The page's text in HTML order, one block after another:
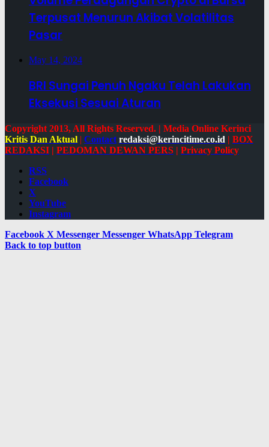
Terpusat Menurun Akibat Volatilitas
Pasar
May 14, 2024
BRI Sungai Penuh Ngaku Telah Lakukan
Eksekusi Sesuai Aturan
Copyright 2013, All Rights Reserved. | Media Online Kerinci
Kritis Dan Aktual | Contact redaksi@kerincitime.co.id | BOX
REDAKSI | PEDOMAN DEWAN PERS | Privacy Policy
RSS
Facebook
X
YouTube
Instagram
Facebook X Messenger Messenger WhatsApp Telegram
Back to top button